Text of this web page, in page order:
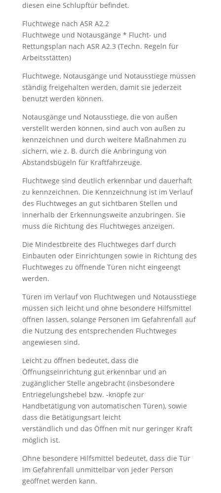
diesen eine Schlupftür befindet.
Fluchtwege nach ASR A2.2
Fluchtwege und Notausgänge * Flucht- und
Rettungsplan nach ASR A2.3 (Techn. Regeln für
Arbeitsstätten)
Fluchtwege, Notausgänge und Notausstiege müssen
ständig freigehalten werden, damit sie jederzeit
benutzt werden können.
Notausgänge und Notausstiege, die von außen
verstellt werden können, sind auch von außen zu
kennzeichnen und durch weitere Maßnahmen zu
sichern, wie z. B. durch die Anbringung von
Abstandsbügeln für Kraftfahrzeuge.
Fluchtwege sind deutlich erkennbar und dauerhaft
zu kennzeichnen. Die Kennzeichnung ist im Verlauf
des Fluchtweges an gut sichtbaren Stellen und
innerhalb der Erkennungsweite anzubringen. Sie
muss die Richtung des Fluchtweges anzeigen.
Die Mindestbreite des Fluchtweges darf durch
Einbauten oder Einrichtungen sowie in Richtung des
Fluchtweges zu öffnende Türen nicht eingeengt
werden.
Türen im Verlauf von Fluchtwegen und Notausstiege
müssen sich leicht und ohne besondere Hilfsmittel
öffnen lassen, solange Personen im Gefahrenfall auf
die Nutzung des entsprechenden Fluchtweges
angewiesen sind.
Leicht zu öffnen bedeutet, dass die
Öffnungseinrichtung gut erkennbar und an
zugänglicher Stelle angebracht (insbesondere
Entriegelungshebel bzw. -knöpfe zur
Handbetätigung von automatischen Türen), sowie
dass die Betätigungsart leicht
verständlich und das Öffnen mit nur geringer Kraft
möglich ist.
Ohne besondere Hilfsmittel bedeutet, dass die Tür
im Gefahrenfall unmittelbar von jeder Person
geöffnet werden kann.